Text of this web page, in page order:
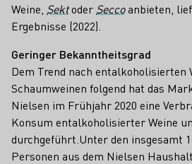
Weine, Sektoder Seccoanbieten,
Ergebnisse (2022).
Geringer Bekanntheitsgrad
Dem Trend nach entalkoholisierten
Schaumweinen folgend hat das
Nielsen im Frühjahr 2020 eine
Konsum entalkoholisierter Weine
durchgeführt.Unter den insgesamt
Personen aus dem Nielsen